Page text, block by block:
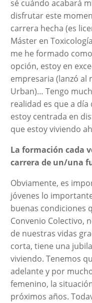
sé cuándo acabará
disfrutar este
carrera hecha (es
Máster en
me he formado
opción, estoy en
empresaria (lanzó al
Urban)… Tengo
realidad es que a
estoy centrada en
que estoy viviendo
La formación cada
carrera de un/una
Obviamente, es
jóvenes lo
buenas condiciones
Convenio Colectivo,
de nuestras vidas
corta, tiene una
viviendo. Tenemos
adelante y por
femenino, la
próximos años.